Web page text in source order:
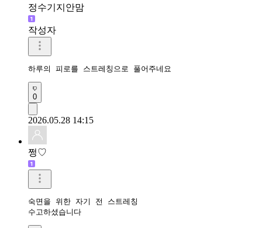
정수기지안맘
작성자
하루의 피로를 스트레칭으로 풀어주네요
0
2026.05.28 14:15
쩡♡
숙면을 위한 자기 전 스트레칭
수고하셨습니다